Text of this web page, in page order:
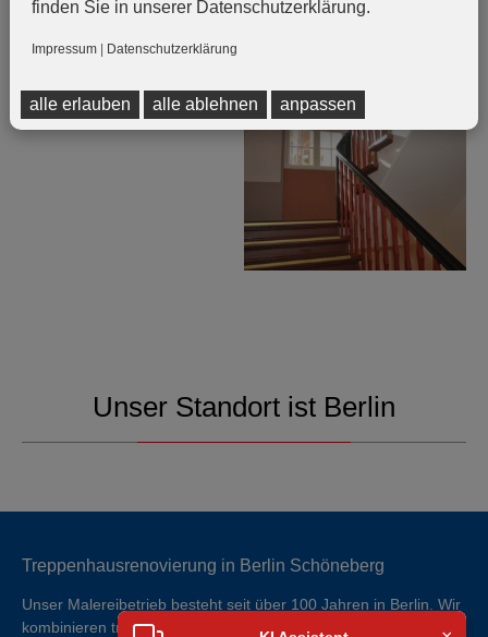
Unser Standort ist Berlin
Treppenhausrenovierung in Berlin Schöneberg
Unser Malereibetrieb besteht seit über 100 Jahren in Berlin. Wir
kombinieren traditionelle Handwerkstechniken mit moderen
finden Sie in unserer Datenschutzerklärung.
Impressum| Datenschutzerklärung
alle erlauben alle ablehnen anpassen